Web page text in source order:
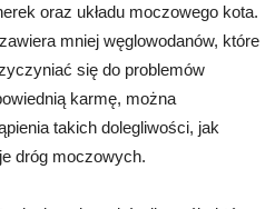
oraz układu moczowego kota.
mniej węglowodanów, które
się do problemów
karmę, można
takich dolegliwości, jak
dróg moczowych.